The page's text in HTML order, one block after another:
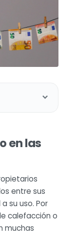
en las
entre sus
su uso. Por
calefacción o
muchas